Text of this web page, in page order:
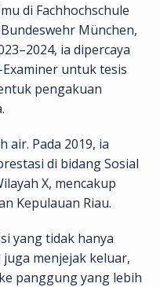
di Fachhochschule
München,
ia dipercaya
untuk tesis
pengakuan
air. Pada 2019, ia
di bidang Sosial
X, mencakup
Kepulauan Riau.
yang tidak hanya
menjejak keluar,
panggung yang lebih